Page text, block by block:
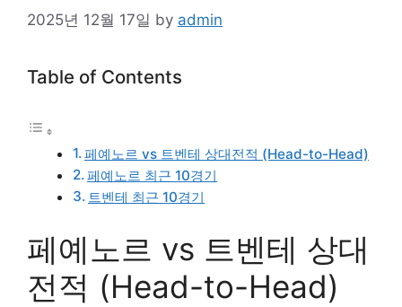
2025년 12월 17일 by admin
Table of Contents
페예노르 vs 트벤테 상대전적 (Head-to-Head)
페예노르 최근 10경기
트벤테 최근 10경기
페예노르 vs 트벤테 상대
전적 (Head-to-Head)